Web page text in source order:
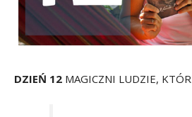
DZIEŃ 12 MAGICZNI LUDZIE,